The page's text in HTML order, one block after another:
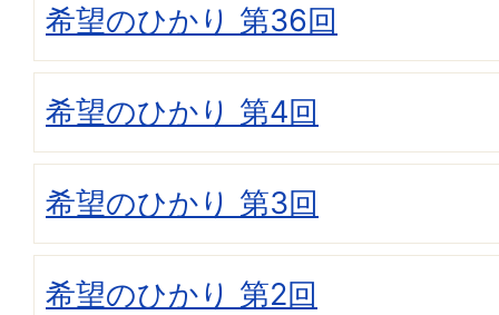
希望のひかり 第36回
希望のひかり 第4回
希望のひかり 第3回
希望のひかり 第2回